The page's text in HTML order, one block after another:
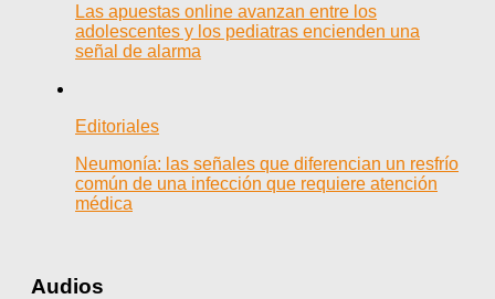
Las apuestas online avanzan entre los
adolescentes y los pediatras encienden una
señal de alarma
Editoriales
Neumonía: las señales que diferencian un resfrío
común de una infección que requiere atención
médica
Audios